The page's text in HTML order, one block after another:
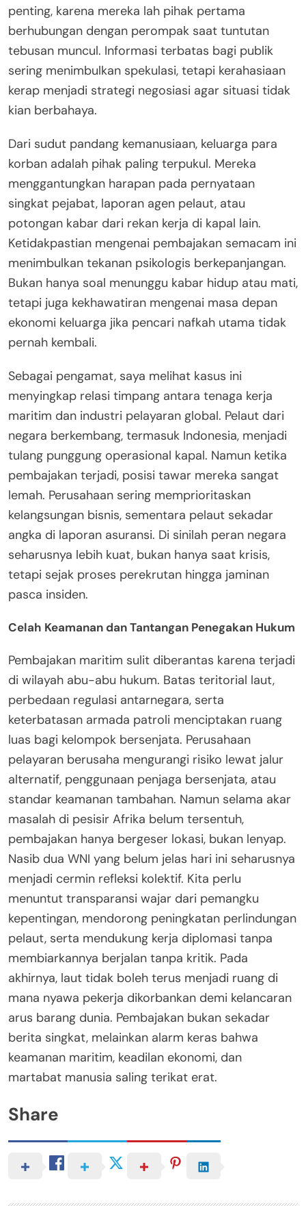
penting, karena mereka lah pihak pertama
berhubungan dengan perompak saat tuntutan
tebusan muncul. Informasi terbatas bagi publik
sering menimbulkan spekulasi, tetapi kerahasiaan
kerap menjadi strategi negosiasi agar situasi tidak
kian berbahaya.
Dari sudut pandang kemanusiaan, keluarga para
korban adalah pihak paling terpukul. Mereka
menggantungkan harapan pada pernyataan
singkat pejabat, laporan agen pelaut, atau
potongan kabar dari rekan kerja di kapal lain.
Ketidakpastian mengenai pembajakan semacam ini
menimbulkan tekanan psikologis berkepanjangan.
Bukan hanya soal menunggu kabar hidup atau mati,
tetapi juga kekhawatiran mengenai masa depan
ekonomi keluarga jika pencari nafkah utama tidak
pernah kembali.
Sebagai pengamat, saya melihat kasus ini
menyingkap relasi timpang antara tenaga kerja
maritim dan industri pelayaran global. Pelaut dari
negara berkembang, termasuk Indonesia, menjadi
tulang punggung operasional kapal. Namun ketika
pembajakan terjadi, posisi tawar mereka sangat
lemah. Perusahaan sering memprioritaskan
kelangsungan bisnis, sementara pelaut sekadar
angka di laporan asuransi. Di sinilah peran negara
seharusnya lebih kuat, bukan hanya saat krisis,
tetapi sejak proses perekrutan hingga jaminan
pasca insiden.
Celah Keamanan dan Tantangan Penegakan Hukum
Pembajakan maritim sulit diberantas karena terjadi
di wilayah abu-abu hukum. Batas teritorial laut,
perbedaan regulasi antarnegara, serta
keterbatasan armada patroli menciptakan ruang
luas bagi kelompok bersenjata. Perusahaan
pelayaran berusaha mengurangi risiko lewat jalur
alternatif, penggunaan penjaga bersenjata, atau
standar keamanan tambahan. Namun selama akar
masalah di pesisir Afrika belum tersentuh,
pembajakan hanya bergeser lokasi, bukan lenyap.
Nasib dua WNI yang belum jelas hari ini seharusnya
menjadi cermin refleksi kolektif. Kita perlu
menuntut transparansi wajar dari pemangku
kepentingan, mendorong peningkatan perlindungan
pelaut, serta mendukung kerja diplomasi tanpa
membiarkannya berjalan tanpa kritik. Pada
akhirnya, laut tidak boleh terus menjadi ruang di
mana nyawa pekerja dikorbankan demi kelancaran
arus barang dunia. Pembajakan bukan sekadar
berita singkat, melainkan alarm keras bahwa
keamanan maritim, keadilan ekonomi, dan
martabat manusia saling terikat erat.
Share